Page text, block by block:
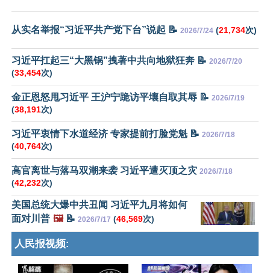
从实名举报“习近平共产党下台”说起 📝 2026/7/24 (21,734次)
习近平扛起三“大黑锅”拽著中共向地狱狂奔 📝 2026/7/20
(33,454次)
金正恩怒甩习近平 王沪宁跪访平壤自取其辱 📝 2026/7/19
(38,191次)
习近平衷情下水道经济 专家提前打脸党魁 📝 2026/7/18
(40,764次)
高官离世与落马双潮来袭 习近平遭灭顶之灾 2026/7/18
(42,232次)
美国总统大爆中共丑闻 习近平九月将如何
面对川普 🖼️📝 2026/7/17 (46,569次)
人民报视频: